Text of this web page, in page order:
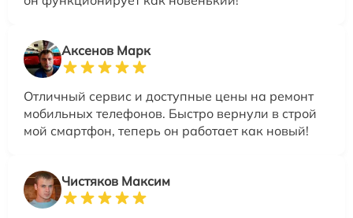
Аксенов Марк
Отличный сервис и доступные цены на ремонт
мобильных телефонов. Быстро вернули в строй
мой смартфон, теперь он работает как новый!
Чистяков Максим